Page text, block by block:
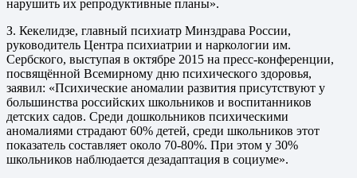
нарушить их репродуктивные планы».
З. Кекелидзе, главный психиатр Минздрава России,
руководитель Центра психиатрии и наркологии им.
Сербского, выступая в октябре 2015 на пресс-конференции,
посвящённой Всемирному дню психического здоровья,
заявил: «Психические аномалии развития присутствуют у
большинства российских школьников и воспитанников
детских садов. Среди дошкольников психическими
аномалиями страдают 60% детей, среди школьников этот
показатель составляет около 70-80%. При этом у 30%
школьников наблюдается дезадаптация в социуме».